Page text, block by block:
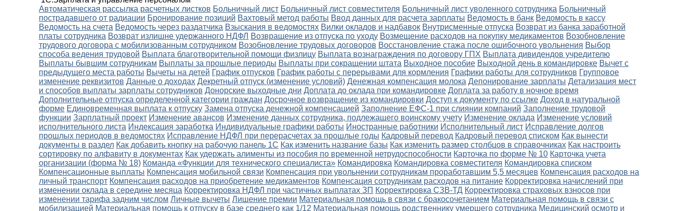
Автоматическая рассылка расчетных листков Больничный лист Больничный лист совместителя Больничный лист уволенного сотрудника Больничный
пострадавшего от радиации Бронирование позиций Вахтовый метод работы Ввод данных для расчета зарплаты Ведомость в банк Ведомость в кассу
Ведомость на счета Ведомость через раздатчика Взыскания в ведомостях Вилки окладов и надбавок Внутрисменные отпуска Возврат из банка заработной
платы сотрудника Возврат излишне удержанного НДФЛ Возвращение из отпуска по уходу Возмещение расходов на покупку медикаментов Возобновление
трудового договора с мобилизованным сотрудником Возобновление трудовых договоров Восстановление стажа после ошибочного увольнения Выбор
способа ведения трудовой Выплата благотворительной помощи физлицу Выплата вознаграждения по договору ГПХ Выплата дивидендов учредителю
Выплаты бывшим сотрудникам Выплаты за прошлые периоды Выплаты при сокращении штата Выходное пособие Выходной день в командировке Вычет с
предыдущего места работы Вычеты на детей График отпусков График работы с перерывами для кормления Графики работы для сотрудников Групповое
изменение реквизитов Данные о доходах Декретный отпуск (изменение условий) Денежная компенсация молока Депонирование зарплаты Детализация мест
и способов выплаты зарплаты сотрудников Донорские выходные дни Доплата до оклада при командировке Доплата за работу в ночное время
Дополнительные отпуска определенной категории граждан Досрочное возвращение из командировки Доступ к документу по ссылке Доход в натуральной
форме Единовременная выплата к отпуску Замена отпуска денежной компенсацией Заполнение ЕФС-1 при слиянии компаний Заполнение трудовой
функции Зарплатный проект Изменение авансов Изменение данных сотрудника, подлежащего воинскому учету Изменение оклада Изменение условий
исполнительного листа Индексация заработка Индивидуальные графики работы Иностранные работники Исполнительный лист Исправление долгов
прошлых периодов в ведомостях Исправление НДФЛ при перерасчетах за прошлые годы Кадровый перевод Кадровый перевод списком Как вынести
документы в раздел Как добавить кнопку на рабочую панель 1С Как изменить название базы Как изменить размер столбцов в справочниках Как настроить
сортировку по алфавиту в документах Как удержать алименты из пособия по временной нетрудоспособности Карточка по форме № 10 Карточка учета
организации (форма № 18) Команда «Функции для технического специалиста» Командировка Командировка совместителя Командировка списком
Компенсационные выплаты Компенсация мобильной связи Компенсация при увольнении сотрудникам проработавшим 5,5 месяцев Компенсация расходов на
личный транспорт Компенсация расходов на приобретение медикаментов Компенсация сотрудникам расходов на питание Корректировка начислений при
изменении оклада в середине месяца Корректировка НДФЛ при частичных выплатах ЗП Корректировка СЗВ-ТД Корректировка страховых взносов при
изменении тарифа задним числом Личные вычеты Лишение премии Материальная помощь в связи с бракосочетанием Материальная помощь в связи с
мобилизацией Материальная помощь к отпуску в базе среднего как 1/12 Материальная помощь родственнику умершего сотрудника Медицинский осмотр и